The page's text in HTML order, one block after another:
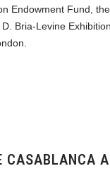
Endowment Fund,
Bria-Levine